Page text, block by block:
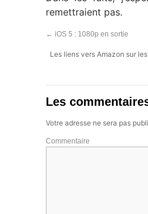
remettraient pas.
← iOS 5 : 1080p en sortie
Les liens vers Amazon sur
Les
Votre adresse ne sera pas
Commentaire